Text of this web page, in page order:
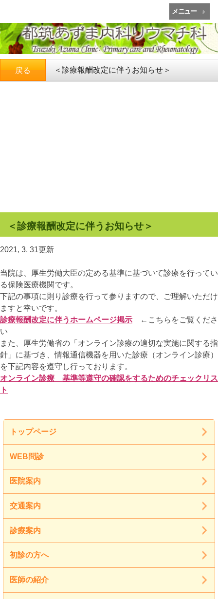
メニュー
戻る ＜診療報酬改定に伴うお知らせ＞
＜診療報酬改定に伴うお知らせ＞
2021, 3, 31更新
当院は、厚生労働大臣の定める基準に基づいて診療を行ってい
る保険医療機関です。
下記の事項に則り診療を行って参りますので、ご理解いただけ
ますと幸いです。
診療報酬改定に伴うホームページ掲示 ←こちらをご覧くださ
い
また、厚生労働省の「オンライン診療の適切な実施に関する指
針」に基づき、情報通信機器を用いた診療（オンライン診療）
を下記内容を遵守し行っております。
オンライン診療 基準等遵守の確認をするためのチェックリス
ト
トップページ
WEB問診
医院案内
交通案内
診療案内
初診の方へ
医師の紹介